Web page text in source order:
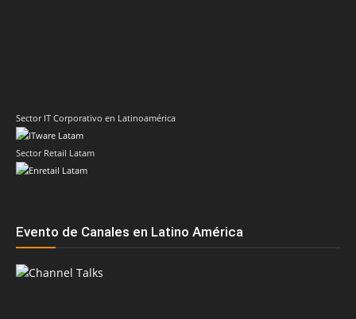
Sector IT Corporativo en Latinoamérica
Sector Retail Latam
Evento de Canales en Latino América